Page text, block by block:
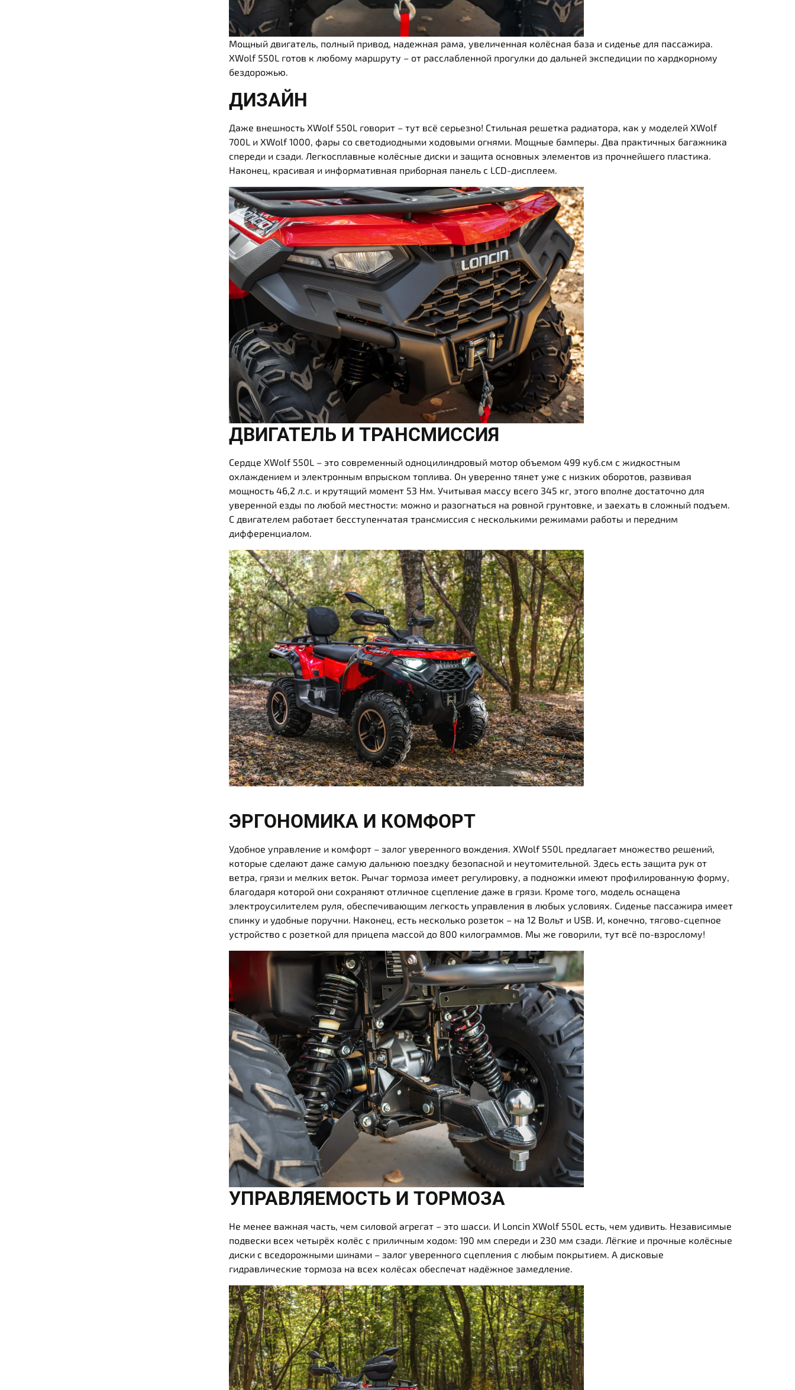
Мощный двигатель, полный привод, надежная рама, увеличенная колёсная база и сиденье для пассажира.
XWolf 550L готов к любому маршруту – от расслабленной прогулки до дальней экспедиции по хардкорному
бездорожью.
ДИЗАЙН
Даже внешность XWolf 550L говорит – тут всё серьезно! Стильная решетка радиатора, как у моделей XWolf
700L и XWolf 1000, фары со светодиодными ходовыми огнями. Мощные бамперы. Два практичных багажника
спереди и сзади. Легкосплавные колёсные диски и защита основных элементов из прочнейшего пластика.
Наконец, красивая и информативная приборная панель с LCD-дисплеем.
ДВИГАТЕЛЬ И ТРАНСМИССИЯ
Сердце XWolf 550L – это современный одноцилиндровый мотор объемом 499 куб.см с жидкостным
охлаждением и электронным впрыском топлива. Он уверенно тянет уже с низких оборотов, развивая
мощность 46,2 л.с. и крутящий момент 53 Нм. Учитывая массу всего 345 кг, этого вполне достаточно для
уверенной езды по любой местности: можно и разогнаться на ровной грунтовке, и заехать в сложный подъем.
С двигателем работает бесступенчатая трансмиссия с несколькими режимами работы и передним
дифференциалом.
ЭРГОНОМИКА И КОМФОРТ
Удобное управление и комфорт – залог уверенного вождения. XWolf 550L предлагает множество решений,
которые сделают даже самую дальнюю поездку безопасной и неутомительной. Здесь есть защита рук от
ветра, грязи и мелких веток. Рычаг тормоза имеет регулировку, а подножки имеют профилированную форму,
благодаря которой они сохраняют отличное сцепление даже в грязи. Кроме того, модель оснащена
электроусилителем руля, обеспечивающим легкость управления в любых условиях. Сиденье пассажира имеет
спинку и удобные поручни. Наконец, есть несколько розеток – на 12 Вольт и USB. И, конечно, тягово-сцепное
устройство с розеткой для прицепа массой до 800 килограммов. Мы же говорили, тут всё по-взрослому!
УПРАВЛЯЕМОСТЬ И ТОРМОЗА
Не менее важная часть, чем силовой агрегат – это шасси. И Loncin XWolf 550L есть, чем удивить. Независимые
подвески всех четырёх колёс с приличным ходом: 190 мм спереди и 230 мм сзади. Лёгкие и прочные колёсные
диски с вседорожными шинами – залог уверенного сцепления с любым покрытием. А дисковые
гидравлические тормоза на всех колёсах обеспечат надёжное замедление.